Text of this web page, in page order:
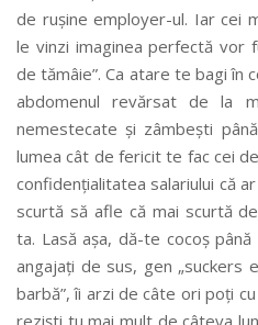
de rușine employer-ul. Iar cei
le vinzi imaginea perfectă vor
de tămâie”. Ca atare te bagi
abdomenul revărsat de la
nemestecate și zâmbești
lumea cât de fericit te fac cei
confidențialitatea salariului că
scurtă să afle că mai scurtă
ta. Lasă așa, dă-te cocoș
angajați de sus, gen „suckers
barbă”, îi arzi de câte ori poți
reziști tu mai mult de câteva